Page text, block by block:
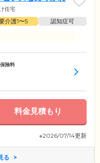
住宅
介護1〜5
認知症可
険料
料金見積もり
※2026/07/14更新
る